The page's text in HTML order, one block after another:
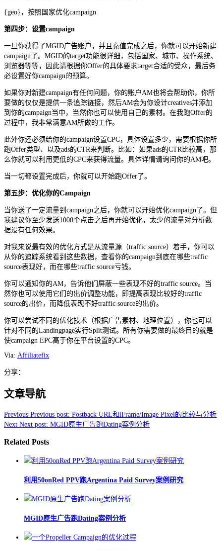
{geo}，按照国家优化campaign
第四步：设置campaign
一旦你获得了MGID广告账户，并且充值完成之后，你就可以开始新建
campaign了。MGID的target功能很详细，包括国家、城市、操作系统、
浏览器等等，因此请根据你Offer的具体要求target合适的受众，最后务
必设置好你campaign的预算。
如果你对新建campaign有任何问题，你的账户AM也将会帮助你，你所
要做的仅仅是提供一条追踪链接，然后AM会为你设计creatives并添加
到你的campaign当中，当然你也可以使用自己的素材。在我跑Offer的
过程中，我非常满意AM所做的工作。
此外你还必须给你的campaign设置CPC，具体设置多少，需要根据你所
跑Offer类型、以及ads的CTR来判断。比如：如果ads的CTR比较高，那
么你就可以利用更低的CPC来获得流量。具体详情请询问你的AM吧。
当一切都设置完成后，你就可以开始跑Offer了。
第五步：优化你的Campaign
当你送了一定流量到campaign之后，你就可以开始优化campaign了。但
我建议你至少发送1000个点击之后再开始优化，太少的流量对分析数
据没有任何效果。
对我来说最有效的优化方式是从流量源（traffic source）着手，你可以
从你的追踪系统看到这些数据，查看你的campaign到底在哪些traffic
source表现好，而在哪些traffic source亏钱。
你可以通知你的AM，告诉他们屏蔽一些表现不好的traffic source。当
然你也可以使用它们的出价调整功能，即提高表现比较好的traffic
source的出价，而降低表现不好traffic source的出价。
你可以尝试不同的优化技术（根据广告素材、地理位置），你也可以
针对不同的Landingpage实行Split测试。所有你需要做的最终目的就是
使campaign EPC高于你在平台设置的CPC。
Via: Affiliatefix
分享：
文章导航
Previous Previous post: Postback URL和iFrame/Image Pixel的比较与分析
Next Next post: MGID原生广告跑Dating案例分析
Related Posts
利用50onRed PPV跑Argentina Paid Survey案例研究
MGID原生广告跑Dating案例分析